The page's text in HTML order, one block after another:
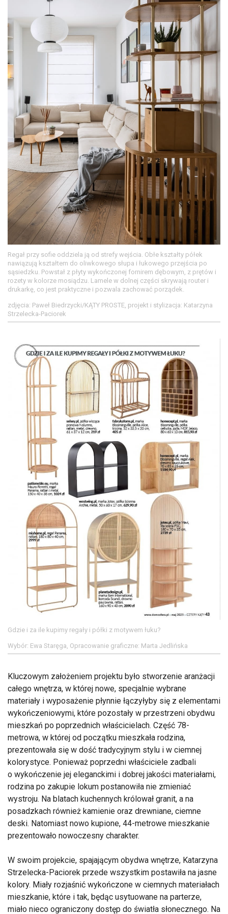
Regał przy sofie oddziela ją od strefy wejścia. Obłe kształty półek
nawiązują kształtem do oliwkowego słupa i łukowego przejścia po
sąsiedzku. Powstał z płyty wykończonej fornirem dębowym, z prętów i
rozety w kolorze mosiądzu. Lamele w dolnej części skrywają router i
drukarkę, co jest praktyczne i pozwala zachować porządek.
zdjęcia: Paweł Biedrzycki/KĄTY PROSTE, projekt i stylizacja: Katarzyna
Strzelecka-Paciorek
Gdzie i za ile kupimy regały i półki z motywem łuku?
Wybór: Ewa Staręga, Opracowanie graficzne: Marta Jedlińska
Kluczowym założeniem projektu było stworzenie aranżacji
całego wnętrza, w której nowe, specjalnie wybrane
materiały i wyposażenie płynnie łączyłyby się z elementami
wykończeniowymi, które pozostały w przestrzeni obydwu
mieszkań po poprzednich właścicielach. Część 78-
metrowa, w której od początku mieszkała rodzina,
prezentowała się w dość tradycyjnym stylu i w ciemnej
kolorystyce. Ponieważ poprzedni właściciele zadbali
o wykończenie jej eleganckimi i dobrej jakości materiałami,
rodzina po zakupie lokum postanowiła nie zmieniać
wystroju. Na blatach kuchennych królował granit, a na
posadzkach również kamienie oraz drewniane, ciemne
deski. Natomiast nowo kupione, 44-metrowe mieszkanie
prezentowało nowoczesny charakter.
W swoim projekcie, spajającym obydwa wnętrze, Katarzyna
Strzelecka-Paciorek przede wszystkim postawiła na jasne
kolory. Miały rozjaśnić wykończone w ciemnych materiałach
mieszkanie, które i tak, będąc usytuowane na parterze,
miało nieco ograniczony dostęp do światła słonecznego. Na